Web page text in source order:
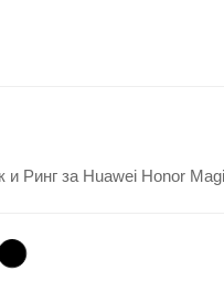
и Ринг за Huawei Honor